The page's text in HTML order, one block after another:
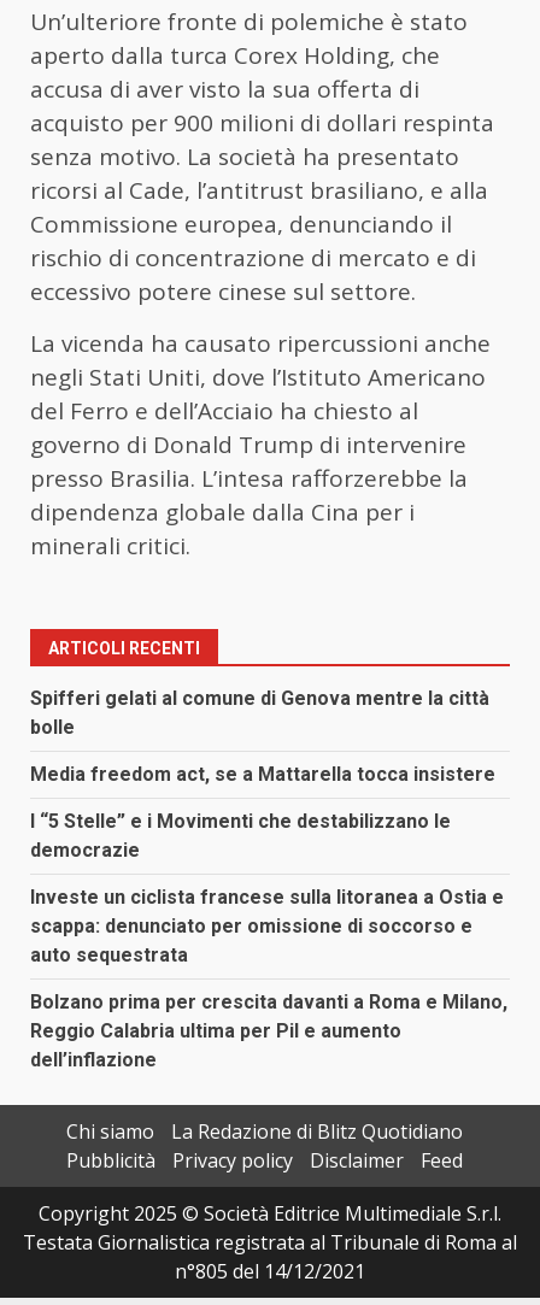
Un’ulteriore fronte di polemiche è stato
aperto dalla turca Corex Holding, che
accusa di aver visto la sua offerta di
acquisto per 900 milioni di dollari respinta
senza motivo. La società ha presentato
ricorsi al Cade, l’antitrust brasiliano, e alla
Commissione europea, denunciando il
rischio di concentrazione di mercato e di
eccessivo potere cinese sul settore.
La vicenda ha causato ripercussioni anche
negli Stati Uniti, dove l’Istituto Americano
del Ferro e dell’Acciaio ha chiesto al
governo di Donald Trump di intervenire
presso Brasilia. L’intesa rafforzerebbe la
dipendenza globale dalla Cina per i
minerali critici.
ARTICOLI RECENTI
Spifferi gelati al comune di Genova mentre la città
bolle
Media freedom act, se a Mattarella tocca insistere
I “5 Stelle” e i Movimenti che destabilizzano le
democrazie
Investe un ciclista francese sulla litoranea a Ostia e
scappa: denunciato per omissione di soccorso e
auto sequestrata
Bolzano prima per crescita davanti a Roma e Milano,
Reggio Calabria ultima per Pil e aumento
dell’inflazione
Chi siamo
La Redazione di Blitz Quotidiano
Pubblicità
Privacy policy Disclaimer
Feed
Copyright 2025 © Società Editrice Multimediale S.r.l.
Testata Giornalistica registrata al Tribunale di Roma al
n°805 del 14/12/2021